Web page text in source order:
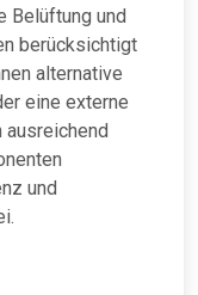
Belüftung und
berücksichtigt
alternative
eine externe
und